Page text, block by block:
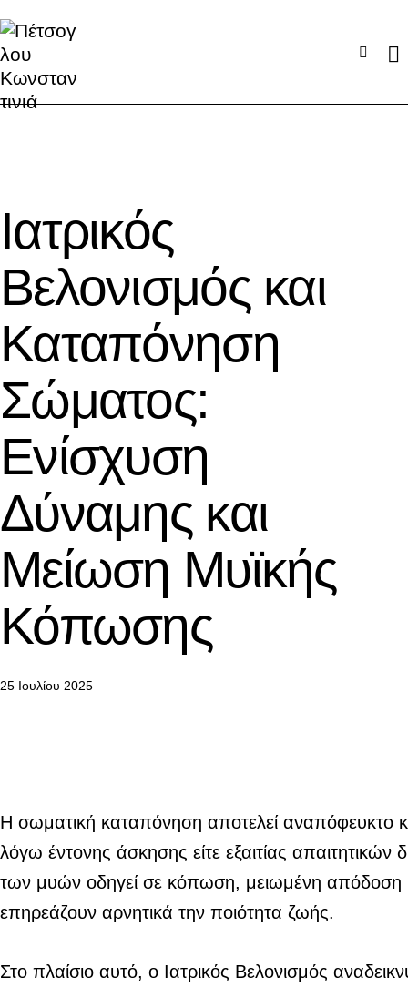
Ιατρικός
Βελονισμός και
Καταπόνηση
Σώματος:
Ενίσχυση
Δύναμης και
Μείωση Μυϊκής
Κόπωσης
25 Ιουλίου 2025
Η σωματική καταπόνηση αποτελεί αναπόφευκτο
λόγω έντονης άσκησης είτε εξαιτίας
των μυών οδηγεί σε κόπωση, μειωμένη απόδοση
επηρεάζουν αρνητικά την ποιότητα ζωής.
Στο πλαίσιο αυτό, ο Ιατρικός Βελονισμός